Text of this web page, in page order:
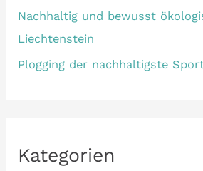
Nachhaltig und bewusst
Liechtenstein
Plogging der nachhaltigste
Kategorien